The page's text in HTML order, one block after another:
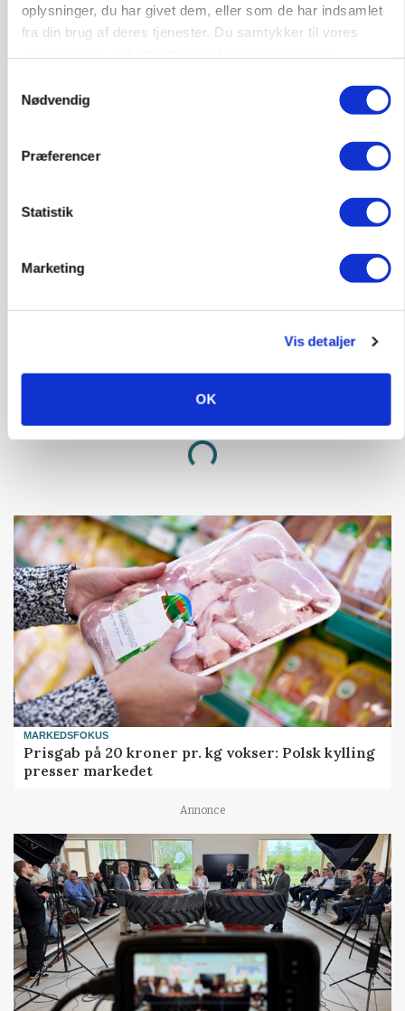
oplysninger, du har givet dem, eller som de har indsamlet
fra din brug af deres tjenester. Du samtykker til vores
Nødvendig
Præferencer
Statistik
Marketing
Vis detaljer
OK
KWS Rallys topper årets sortsforsøg i vinterbyg
Fjerkræbranchen: - Vi forlanger ens
konkurrence- og produktionsvilkår
Annonce
Loading...
MARKEDSFOKUS
Prisgab på 20 kroner pr. kg vokser: Polsk kylling
presser markedet
Annonce